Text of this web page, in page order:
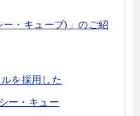
・キューブ)」のご紹
を採用した
ー・キュー